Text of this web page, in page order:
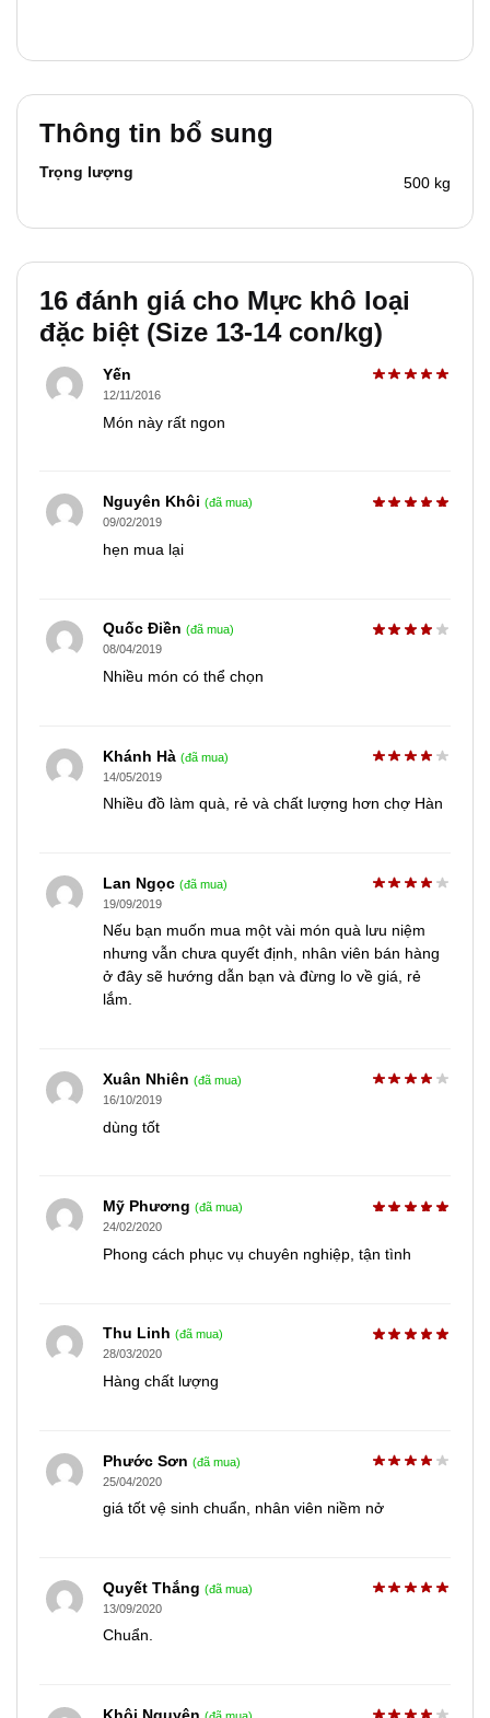
Thông tin bổ sung
Trọng lượng
500 kg
16 đánh giá cho Mực khô loại
đặc biệt (Size 13-14 con/kg)
Yến
12/11/2016
Món này rất ngon
Nguyên Khôi (đã mua)
09/02/2019
hẹn mua lại
Quốc Ðiền (đã mua)
08/04/2019
Nhiều món có thể chọn
Khánh Hà (đã mua)
14/05/2019
Nhiều đồ làm quà, rẻ và chất lượng hơn chợ Hàn
Lan Ngọc (đã mua)
19/09/2019
Nếu bạn muốn mua một vài món quà lưu niệm
nhưng vẫn chưa quyết định, nhân viên bán hàng
ở đây sẽ hướng dẫn bạn và đừng lo về giá, rẻ
lắm.
Xuân Nhiên (đã mua)
16/10/2019
dùng tốt
Mỹ Phương (đã mua)
24/02/2020
Phong cách phục vụ chuyên nghiệp, tận tình
Thu Linh (đã mua)
28/03/2020
Hàng chất lượng
Phước Sơn (đã mua)
25/04/2020
giá tốt vệ sinh chuẩn, nhân viên niềm nở
Quyết Thắng (đã mua)
13/09/2020
Chuẩn.